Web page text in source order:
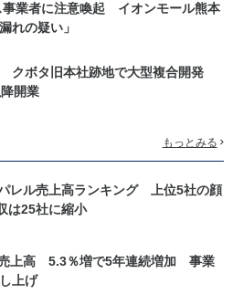
事業者に注意喚起 イオンモール熊本
れの疑い」
クボタ旧本社跡地で大型複合開発
開業
もっとみる
レル売上高ランキング 上位5社の顔
は25社に縮小
上高 5.3％増で5年連続増加 事業
上げ